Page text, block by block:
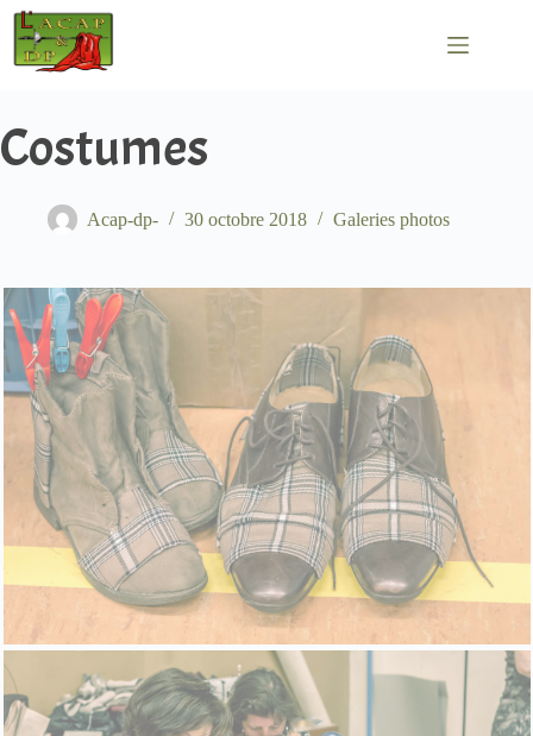
Passer
contenu
Costumes
Acap-dp- 30 octobre 2018 Galeries photos